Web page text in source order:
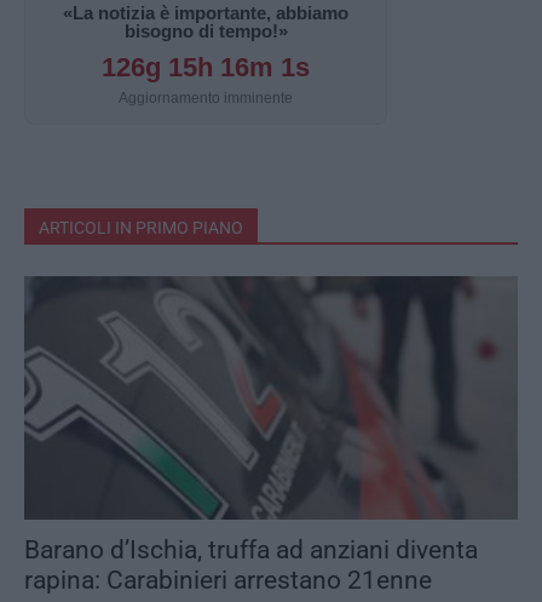
«La notizia è importante, abbiamo
bisogno di tempo!»
126g 15h 16m 0s
Aggiornamento imminente
ARTICOLI IN PRIMO PIANO
Barano d’Ischia, truffa ad anziani diventa
rapina: Carabinieri arrestano 21enne